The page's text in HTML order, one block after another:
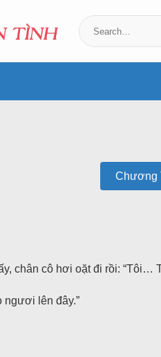
Chương
chân cô hơi oặt đi rồi: “Tôi…
ngươi lên đây.”